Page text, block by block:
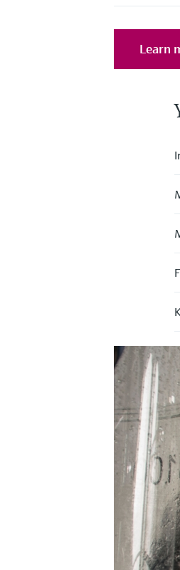
Learn